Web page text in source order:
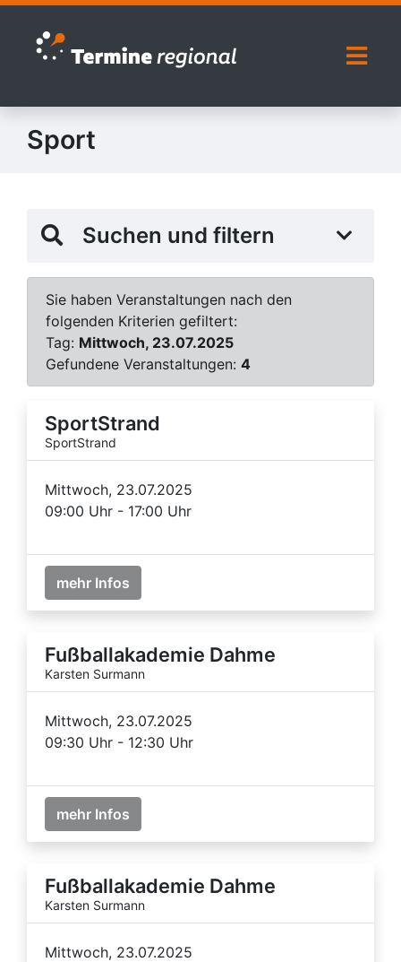
Zur Navigation springen
Zum Inhalt springen
Sport
Suchen und filtern
Sie haben Veranstaltungen nach den
folgenden Kriterien gefiltert:
Tag: Mittwoch, 23.07.2025
Gefundene Veranstaltungen: 4
SportStrand
SportStrand
Mittwoch, 23.07.2025
09:00 Uhr - 17:00 Uhr
mehr Infos
Fußballakademie Dahme
Karsten Surmann
Mittwoch, 23.07.2025
09:30 Uhr - 12:30 Uhr
mehr Infos
Fußballakademie Dahme
Karsten Surmann
Mittwoch, 23.07.2025